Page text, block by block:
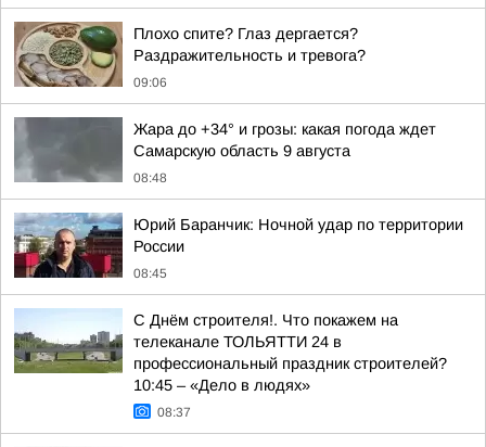
Плохо спите? Глаз дергается?
Раздражительность и тревога?
09:06
Жара до +34° и грозы: какая погода ждет
Самарскую область 9 августа
08:48
Юрий Баранчик: Ночной удар по территории
России
08:45
С Днём строителя!. Что покажем на
телеканале ТОЛЬЯТТИ 24 в
профессиональный праздник строителей?
10:45 – «Дело в людях»
08:37